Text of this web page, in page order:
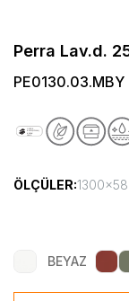
Perra Lav.d.
PE0130.03.MBY
ÖLÇÜLER:
BEYAZ